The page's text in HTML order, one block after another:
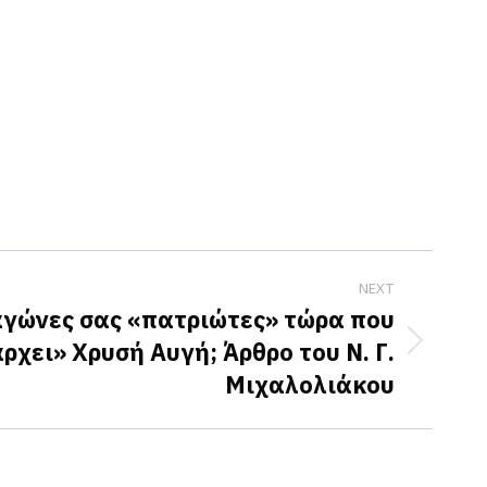
NEXT
σας «πατριώτες» τώρα που
Χρυσή Αυγή; Άρθρο του Ν. Γ.
Μιχαλολιάκου